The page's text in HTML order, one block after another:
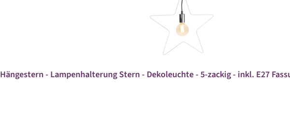
Hängestern - Lampenhalterung Stern - Dekoleuchte - 5-zackig - inkl. E27